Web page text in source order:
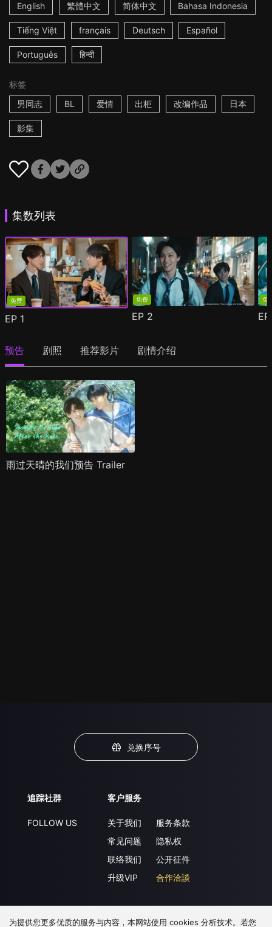
English
繁體中文 简体中文 Bahasa Indonesia
Tiếng Việt français Deutsch Español
Português हिन्दी
标签
男同志
BL 爱情 出柜 改编作品 日本
影集
集数列表
免费
EP 1
免费
EP 2
免
预告 剧照 推荐影片 剧情介绍
雨过天晴的我们预告 Trailer
兑换序号
追踪社群
FOLLOW US
客户服务
关于我们
常见问题
联络我们
升级VIP
服务条款
隐私权
公开征件
合作洽談
下载 APP
为提供您更多优质的服务与内容，本网站使用 cookies 分析技术。若您